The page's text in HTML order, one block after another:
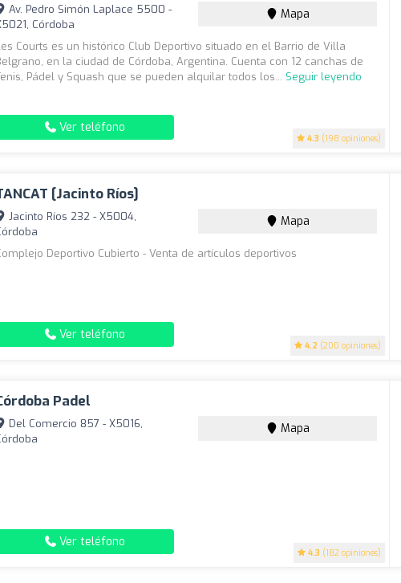
4.3 (198 opiniones)
Av. Pedro Simón Laplace 5500 -
Córdoba
Mapa
Courts es un histórico Club Deportivo situado en el Barrio de Villa
en la ciudad de Córdoba, Argentina. Cuenta con 12 canchas de
Pádel y Squash que se pueden alquilar todos los... Seguir leyendo
Ver teléfono
[Jacinto Ríos]
4.2 (200 opiniones)
Jacinto Ríos 232 - X5004,
Mapa
Deportivo Cubierto - Venta de artículos deportivos
Ver teléfono
Padel
4.3 (182 opiniones)
Del Comercio 857 - X5016,
Mapa
Ver teléfono